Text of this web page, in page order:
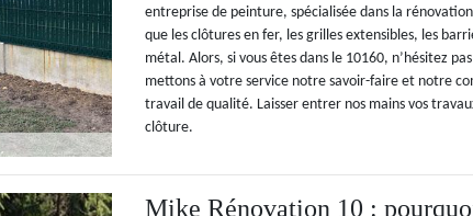
entreprise de peinture, spécialisée dans la
que les clôtures en fer, les grilles extensibles, les
métal. Alors, si vous êtes dans le 10160, n’hésitez
mettons à votre service notre savoir-faire et notre
travail de qualité. Laisser entrer nos mains vos
clôture.
Mike Rénovation 10 :